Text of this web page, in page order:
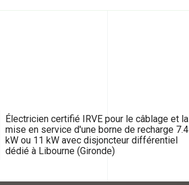
Électricien certifié IRVE pour le câblage et la
mise en service d'une borne de recharge 7.4
kW ou 11 kW avec disjoncteur différentiel
dédié à Libourne (Gironde)